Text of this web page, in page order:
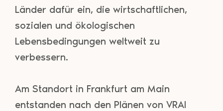
Länder dafür ein, die wirtschaftlichen,
sozialen und ökologischen
Lebensbedingungen weltweit zu
verbessern.
Am Standort in Frankfurt am Main
entstanden nach den Plänen von VRAI